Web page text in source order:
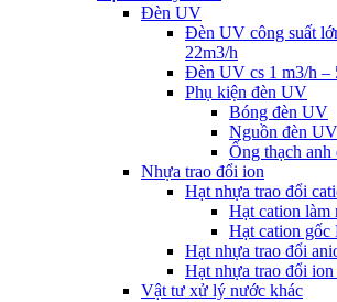
Đèn UV
Đèn UV công suất
22m3/h
Đèn UV cs 1 m3/h –
Phụ kiện đèn UV
Bóng đèn UV
Nguồn đèn UV
Ống thạch
Nhựa trao đổi ion
Hạt nhựa trao đổi
Hạt cation làm
Hạt cation gốc
Hạt nhựa trao đổi
Hạt nhựa trao đổi
Vật tư xử lý nước khác